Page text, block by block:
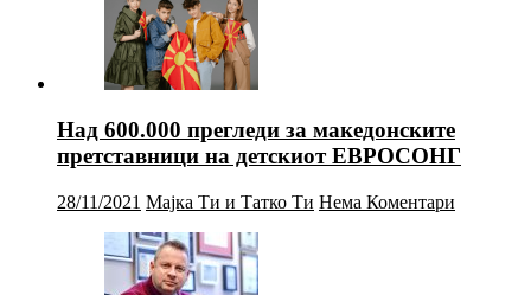
Над 600.000 прегледи за македонските
претставници на детскиот ЕВРОСОНГ
28/11/2021 Мајка Ти и Татко Ти Нема Коментари